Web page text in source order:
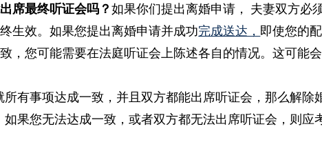
席最终听证会吗？如果你们提出离婚申请， 夫妻双方必
生效。如果您提出离婚申请并成功完成送达， 即使您的
，您可能需要在法庭听证会上陈述各自的情况。这可能
有事项达成一致，并且双方都能出席听证会，那么解
果您无法达成一致，或者双方都无法出席听证会，则应